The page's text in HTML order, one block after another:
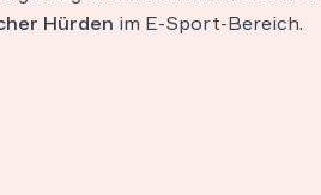
Hürden im E-Sport-Bereich.